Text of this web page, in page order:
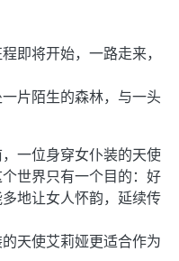
即将开始，一路走来，
片陌生的森林，与一头
一位身穿女仆装的天使
世界只有一个目的：好
地让女人怀韵，延续传
天使艾莉娅更适合作为